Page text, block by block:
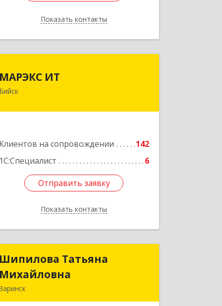
Показать контакты
Назад
МАРЭКС ИТ
Бийск
Клиентов на сопровождении
142
1С:Специалист
6
Отправить заявку
Показать контакты
Алтайский край, Бийск г, Разина, дом
Отправить заявку
Назад
Шипилова Татьяна
Михайловна
Шипилова Татьяна